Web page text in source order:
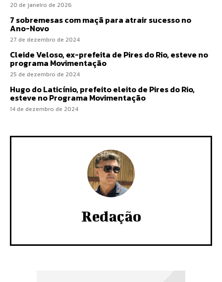
20 de janeiro de 2026
7 sobremesas com maçã para atrair sucesso no
Ano-Novo
27 de dezembro de 2024
Cleide Veloso, ex-prefeita de Pires do Rio, esteve no
programa Movimentação
25 de dezembro de 2024
Hugo do Laticínio, prefeito eleito de Pires do Rio,
esteve no Programa Movimentação
14 de dezembro de 2024
Redação